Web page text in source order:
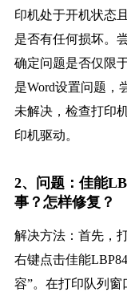
印机处于开机状态
是否有任何损坏。
确定问题是否仅限
是Word设置问题，
未解决，检查打印
印机驱动。
2、问题：佳能
事？怎样修复？
解决方法：首先，
右键点击佳能
容”。在打印队列